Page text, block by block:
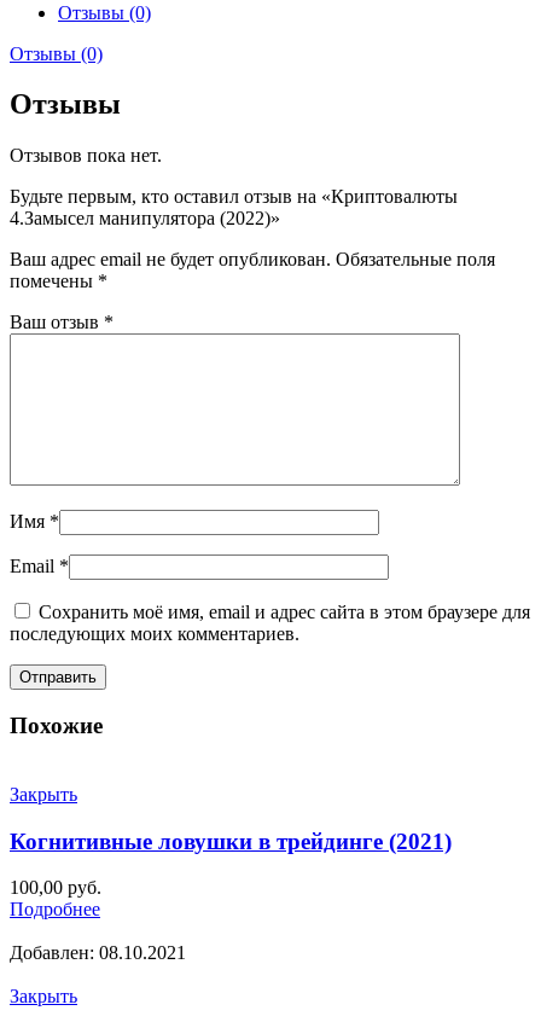
Отзывы (0)
Отзывы (0)
Отзывы
Отзывов пока нет.
Будьте первым, кто оставил отзыв на «Криптовалюты
4.Замысел манипулятора (2022)»
Ваш адрес email не будет опубликован. Обязательные поля
помечены *
Ваш отзыв *
Имя *
Email *
Сохранить моё имя, email и адрес сайта в этом браузере для
последующих моих комментариев.
Похожие
Закрыть
Когнитивные ловушки в трейдинге (2021)
100,00 руб.
Подробнее
Добавлен: 08.10.2021
Закрыть